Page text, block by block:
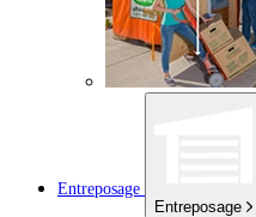
Entreposage
Entreposage